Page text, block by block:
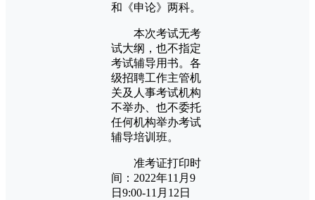
和《申论》两科。
本次考试无考
试大纲，也不指定
考试辅导用书。各
级招聘工作主管机
关及人事考试机构
不举办、也不委托
任何机构举办考试
辅导培训班。
准考证打印时
间：2022年11月9
日9:00-11月12日